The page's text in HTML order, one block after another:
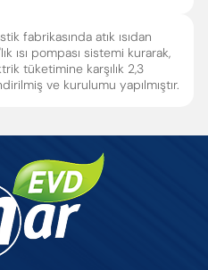
arayabilir veya ESC ile kapatabilirsiniz
fabrikasında atık ısıdan
ısı pompası sistemi kurarak,
tüketimine karşılık 2,3
ve kurulumu yapılmıştır.